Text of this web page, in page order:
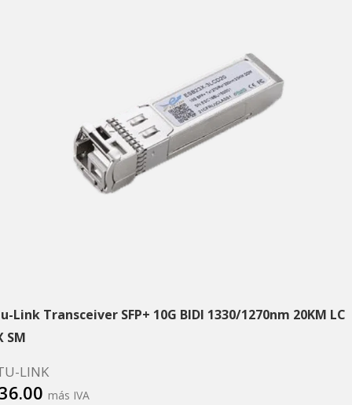
Link Transceiver SFP+ 10G BIDI 1330/1270nm 20KM LC
SM
LINK
más IVA